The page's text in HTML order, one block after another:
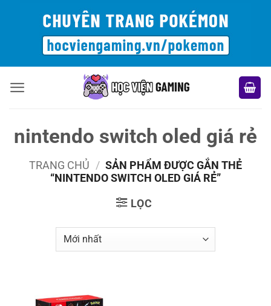
nintendo switch oled giá rẻ
TRANG CHỦ / SẢN PHẨM ĐƯỢC GẮN THẺ
“NINTENDO SWITCH OLED GIÁ RẺ”
LỌC